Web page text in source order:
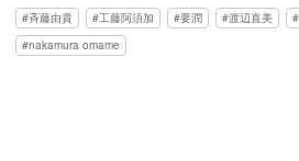
斉藤由貴 工藤阿須加 要潤 渡辺直美
nakamura omame